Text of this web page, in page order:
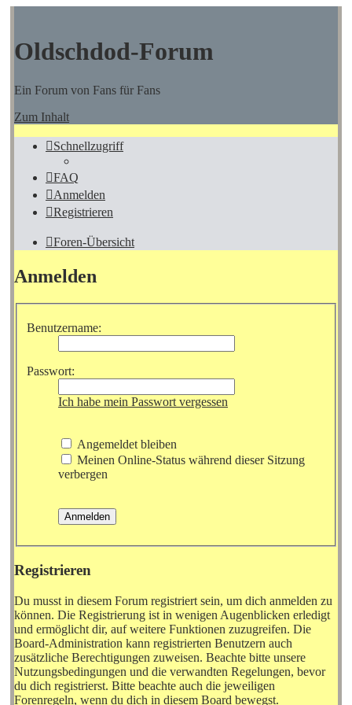
Oldschdod-Forum
Ein Forum von Fans für Fans
Zum Inhalt
Schnellzugriff
FAQ
Anmelden
Registrieren
Foren-Übersicht
Anmelden
Benutzername:
Passwort:
Ich habe mein Passwort vergessen
Angemeldet bleiben
Meinen Online-Status während dieser Sitzung
verbergen
Registrieren
Du musst in diesem Forum registriert sein, um dich anmelden zu
können. Die Registrierung ist in wenigen Augenblicken erledigt
und ermöglicht dir, auf weitere Funktionen zuzugreifen. Die
Board-Administration kann registrierten Benutzern auch
zusätzliche Berechtigungen zuweisen. Beachte bitte unsere
Nutzungsbedingungen und die verwandten Regelungen, bevor
du dich registrierst. Bitte beachte auch die jeweiligen
Forenregeln, wenn du dich in diesem Board bewegst.